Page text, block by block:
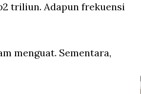
triliun. Adapun frekuensi
menguat. Sementara,